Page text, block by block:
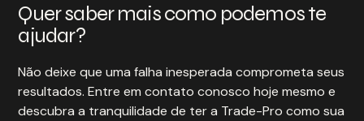
Quer saber mais como podemos te
ajudar?
Não deixe que uma falha inesperada comprometa seus
resultados. Entre em contato conosco hoje mesmo e
descubra a tranquilidade de ter a Trade-Pro como sua